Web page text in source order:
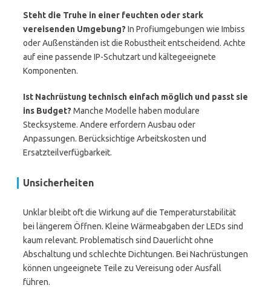
Steht die Truhe in einer feuchten oder stark
vereisenden Umgebung? In Profiumgebungen wie Imbiss
oder Außenständen ist die Robustheit entscheidend. Achte
auf eine passende IP-Schutzart und kältegeeignete
Komponenten.
Ist Nachrüstung technisch einfach möglich und passt sie
ins Budget? Manche Modelle haben modulare
Stecksysteme. Andere erfordern Ausbau oder
Anpassungen. Berücksichtige Arbeitskosten und
Ersatzteilverfügbarkeit.
Unsicherheiten
Unklar bleibt oft die Wirkung auf die Temperaturstabilität
bei längerem Öffnen. Kleine Wärmeabgaben der LEDs sind
kaum relevant. Problematisch sind Dauerlicht ohne
Abschaltung und schlechte Dichtungen. Bei Nachrüstungen
können ungeeignete Teile zu Vereisung oder Ausfall
führen.